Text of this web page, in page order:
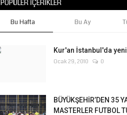
POPÜLER İÇERIKLER
Bu Hafta Bu Ay
Kur'an İstanbul'da
Ocak 29, 2010 0
BÜYÜKŞEHİR’DEN 35
MASTERLER FUTBOL